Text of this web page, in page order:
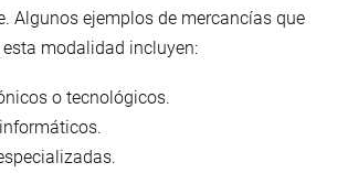
Algunos ejemplos de mercancías que
modalidad incluyen:
o tecnológicos.